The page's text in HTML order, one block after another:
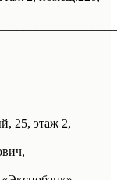
25, этаж 2,